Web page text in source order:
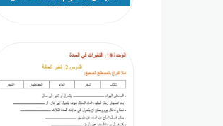
الفصل الثالث